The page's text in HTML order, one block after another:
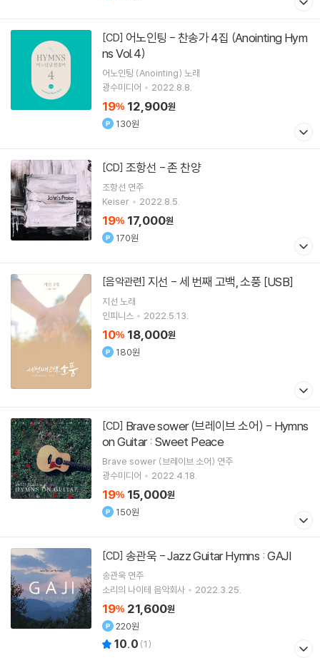
[CD]
ns Vol.4)
어노인팅 (Anointing) 노래
광수미디어
2022.8.8.
19% 12,900원
130원
[CD] 조항선 - 존 찬양
조항선 연주
Keiser
2022.8.5.
19% 17,000원
170원
[음악관련] 지선 - 세 번째 고백, 소풍 [USB]
지선 노래
인피니스
2022.5.13.
10% 18,000원
180원
[CD]
on Guitar : Sweet Peace
Brave sower (브레이브 소어) 연주
광수미디어
2022.4.18.
19% 15,000원
150원
[CD] 송관욱 - Jazz Guitar Hymns : GAJI
송관욱 연주
소리의 나이테 음악회사
2022.3.25.
19% 21,600원
220원
10.0 (1)